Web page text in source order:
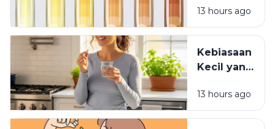
Minum
Vitamin? Ini
Penjelasannya
13 hours ago
Kebiasaan
Kecil yang
Vitamin
Tidak
13 hours ago